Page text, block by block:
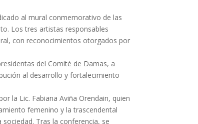
al mural conmemorativo de las
Los tres artistas responsables
con reconocimientos otorgados por
del Comité de Damas, a
al desarrollo y fortalecimiento
la Lic. Fabiana Aviña Orendain, quien
femenino y la trascendental
Tras la conferencia, se